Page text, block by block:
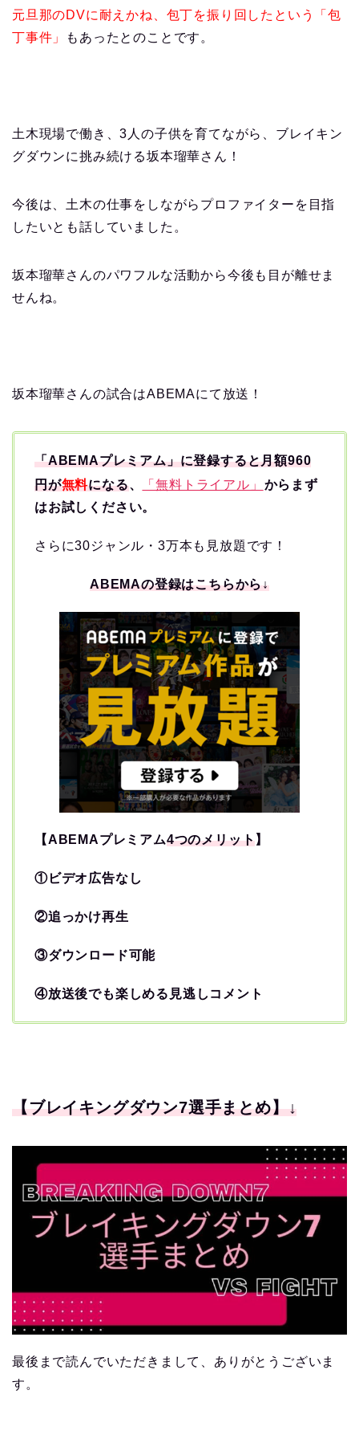
元旦那のDVに耐えかね、包丁を振り回したという「包
丁事件」
もあったとのことです。
土木現場で働き、3人の子供を育てながら、ブレイキン
グダウンに挑み続ける坂本瑠華さん！
今後は、土木の仕事をしながらプロファイターを目指
したいとも話していました。
坂本瑠華さんのパワフルな活動から今後も目が離せま
せんね。
坂本瑠華さんの試合はABEMAにて放送！
「ABEMAプレミアム」に登録すると月額960
円が無料になる、 「無料トライアル」 からまず
はお試しください。
さらに30ジャンル・3万本も見放題です！
ABEMAの登録はこちらから↓
【ABEMAプレミアム4つのメリット】
①ビデオ広告なし
②追っかけ再生
③ダウンロード可能
④放送後でも楽しめる見逃しコメント
【ブレイキングダウン7選手まとめ】↓
最後まで読んでいただきまして、ありがとうございま
す。